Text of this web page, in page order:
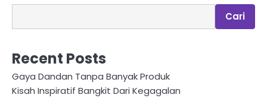
Cari
Recent Posts
Gaya Dandan Tanpa Banyak Produk
Kisah Inspiratif Bangkit Dari Kegagalan